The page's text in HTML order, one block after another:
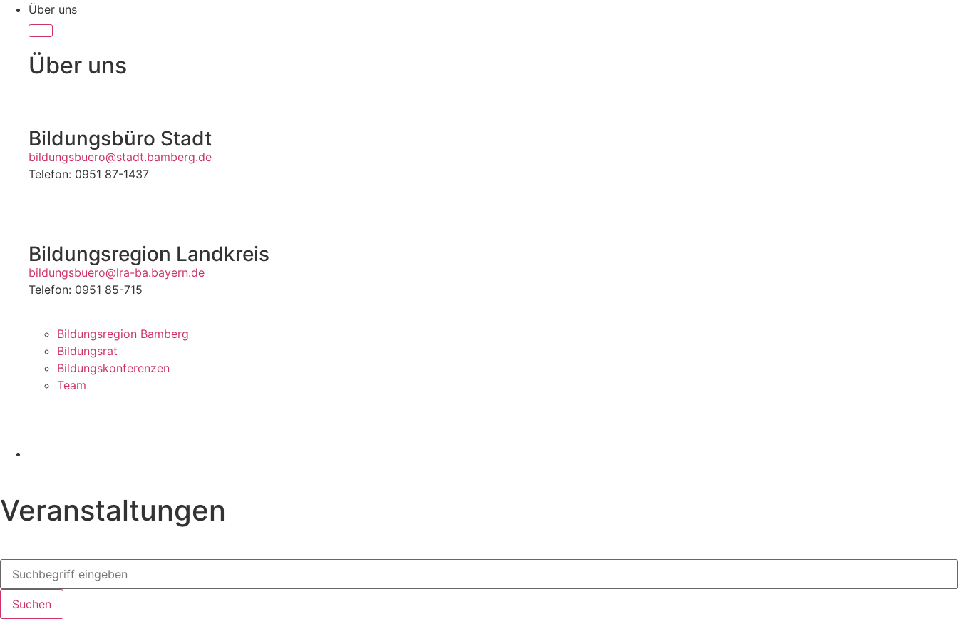
Über uns
Über uns
Bildungsbüro Stadt
bildungsbuero@stadt.bamberg.de
Telefon: 0951 87-1437
Bildungsregion Landkreis
bildungsbuero@lra-ba.bayern.de
Telefon: 0951 85-715
Bildungsregion Bamberg
Bildungsrat
Bildungskonferenzen
Team
Veranstaltungen
Suchen